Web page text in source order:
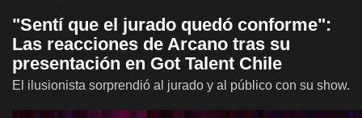
"Sentí que el jurado quedó conforme":
Las reacciones de Arcano tras su
presentación en Got Talent Chile
El ilusionista sorprendió al jurado y al público con su show.